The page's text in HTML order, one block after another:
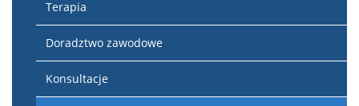
Terapia
Doradztwo zawodowe
Konsultacje